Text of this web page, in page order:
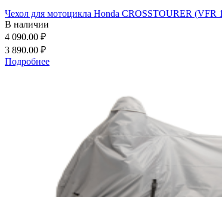
Чехол для мотоцикла Honda CROSSTOURER
В наличии
4 090.00 ₽
3 890.00 ₽
Подробнее